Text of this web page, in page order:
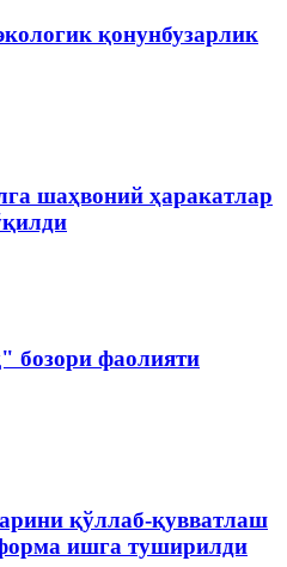
қонунбузарлик
шаҳвоний ҳаракатлар
бозори фаолияти
қўллаб-қувватлаш
ишга туширилди